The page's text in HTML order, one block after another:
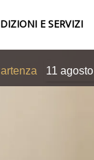
E SERVIZI
11 agosto